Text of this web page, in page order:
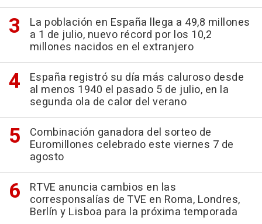
La población en España llega a 49,8 millones
a 1 de julio, nuevo récord por los 10,2
millones nacidos en el extranjero
España registró su día más caluroso desde
al menos 1940 el pasado 5 de julio, en la
segunda ola de calor del verano
Combinación ganadora del sorteo de
Euromillones celebrado este viernes 7 de
agosto
RTVE anuncia cambios en las
corresponsalías de TVE en Roma, Londres,
Berlín y Lisboa para la próxima temporada